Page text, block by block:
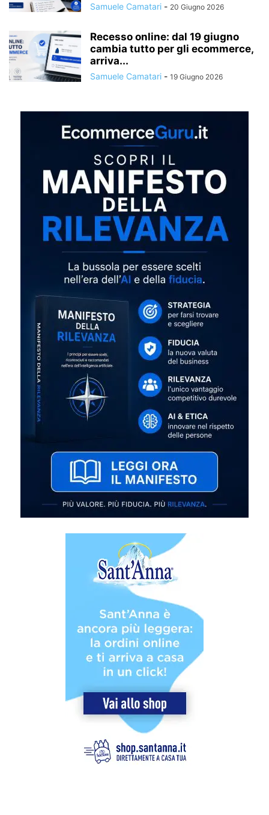
Samuele Camatari - 20 Giugno 2026
Recesso online: dal 19 giugno
cambia tutto per gli ecommerce,
arriva...
Samuele Camatari - 19 Giugno 2026